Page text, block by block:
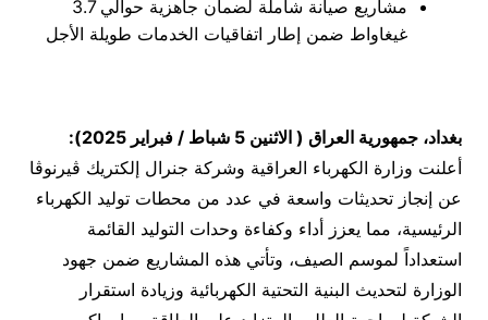
مشاريع صيانة شاملة لضمان جاهزية حوالي 3.7
غيغاواط ضمن إطار اتفاقيات الخدمات طويلة الأجل
بغداد، جمهورية العراق ( الاثنين 5 شباط / فبراير 2025):
أعلنت وزارة الكهرباء العراقية وشركة جنرال إلكتريك ڤيرنوڤا
عن إنجاز تحديثات واسعة في عدد من محطات توليد الكهرباء
الرئيسية، مما يعزز أداء وكفاءة وحدات التوليد القائمة
استعداداً لموسم الصيف، وتأتي هذه المشاريع ضمن جهود
الوزارة لتحديث البنية التحتية الكهربائية وزيادة استقرار